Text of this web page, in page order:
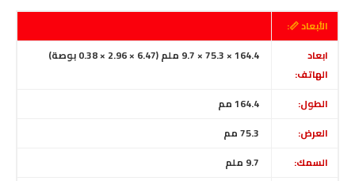
الأبعاد 📏:
ابعاد
الهاتف:
164.4 × 75.3 × 9.7 ملم (6.47 × 2.96 × 0.38 بوصة)
الطول:
العرض:
75.3مم
السمك: